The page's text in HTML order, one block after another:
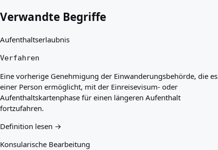
Verwandte Begriffe
Aufenthaltserlaubnis
Verfahren
Eine vorherige Genehmigung der Einwanderungsbehörde, die es
einer Person ermöglicht, mit der Einreisevisum- oder
Aufenthaltskartenphase für einen längeren Aufenthalt
fortzufahren.
Definition lesen →
Konsularische Bearbeitung